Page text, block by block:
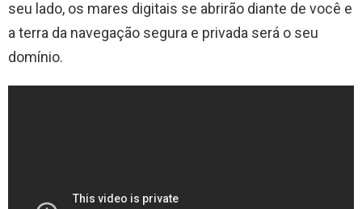
seu lado, os mares digitais se abrirão diante de você e
a terra da navegação segura e privada será o seu
domínio.